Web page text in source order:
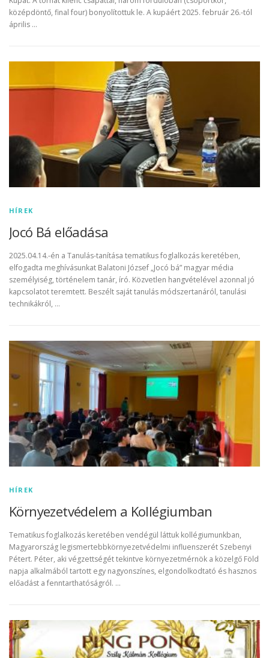
középdöntő, final four) bonyolítottuk le. A kupáért 2025. február 26.-tól
április …
HÍREK
Jocó Bá előadása
2025.04.14.-én a Tanulás-tanítása tematikus foglalkozás keretében,
elfogadta meghívásunkat Balatoni József „Jocó bá” magyar média
személyiség, történelem tanár, író. Közvetlen hangvételével azonnal jó
kapcsolatot teremtett. Beszélt saját tanulás módszertanáról, tanulási
technikákról, …
HÍREK
Környezetvédelem a Kollégiumban
Tematikus foglalkozás keretében vendégül láttuk kollégiumunkban,
Magyarország legismertebbkörnyezetvédelmi influenszerét Szebenyi
Pétert. Péter, aki végzettségét tekintve környezetmérnök a közelgő Föld
napja alkalmából tartott egy nagyonszínes, elgondolkodtató és hasznos
előadást a fenntarthatóságról. …